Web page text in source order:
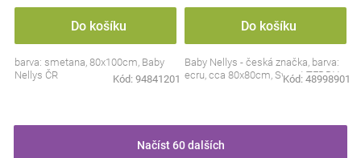
Do košíku
barva: smetana, 80x100cm, Baby
Nellys ČR
Kód: 94841201
Do košíku
Baby Nellys - česká značka, barva:
ecru, cca 80x80cm, Sweet TEDDY
Kód: 48998901
Načíst 60 dalších